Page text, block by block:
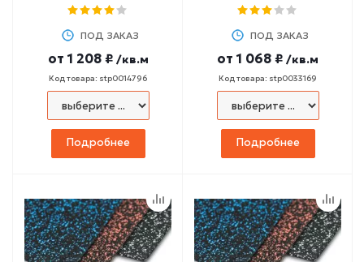
ПОД ЗАКАЗ
от 1 208 ₽ /кв.м
Код товара: stp0014796
Подробнее
ПОД ЗАКАЗ
от 1 068 ₽ /кв.м
Код товара: stp0033169
Подробнее